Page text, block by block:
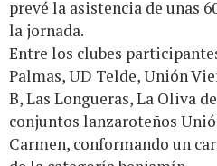
prevé la asistencia de unas
la jornada.
Entre los clubes
Palmas, UD Telde, Unión
B, Las Longueras, La Oliva
conjuntos lanzaroteños
Carmen, conformando un